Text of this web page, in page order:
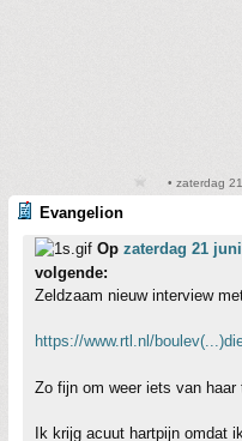
• zaterdag
Evangelion
Op zaterdag 21
volgende:
Zeldzaam nieuw interview
https://www.rtl.nl/
Zo fijn om weer iets van haar
Ik krijg acuut hartpijn omdat